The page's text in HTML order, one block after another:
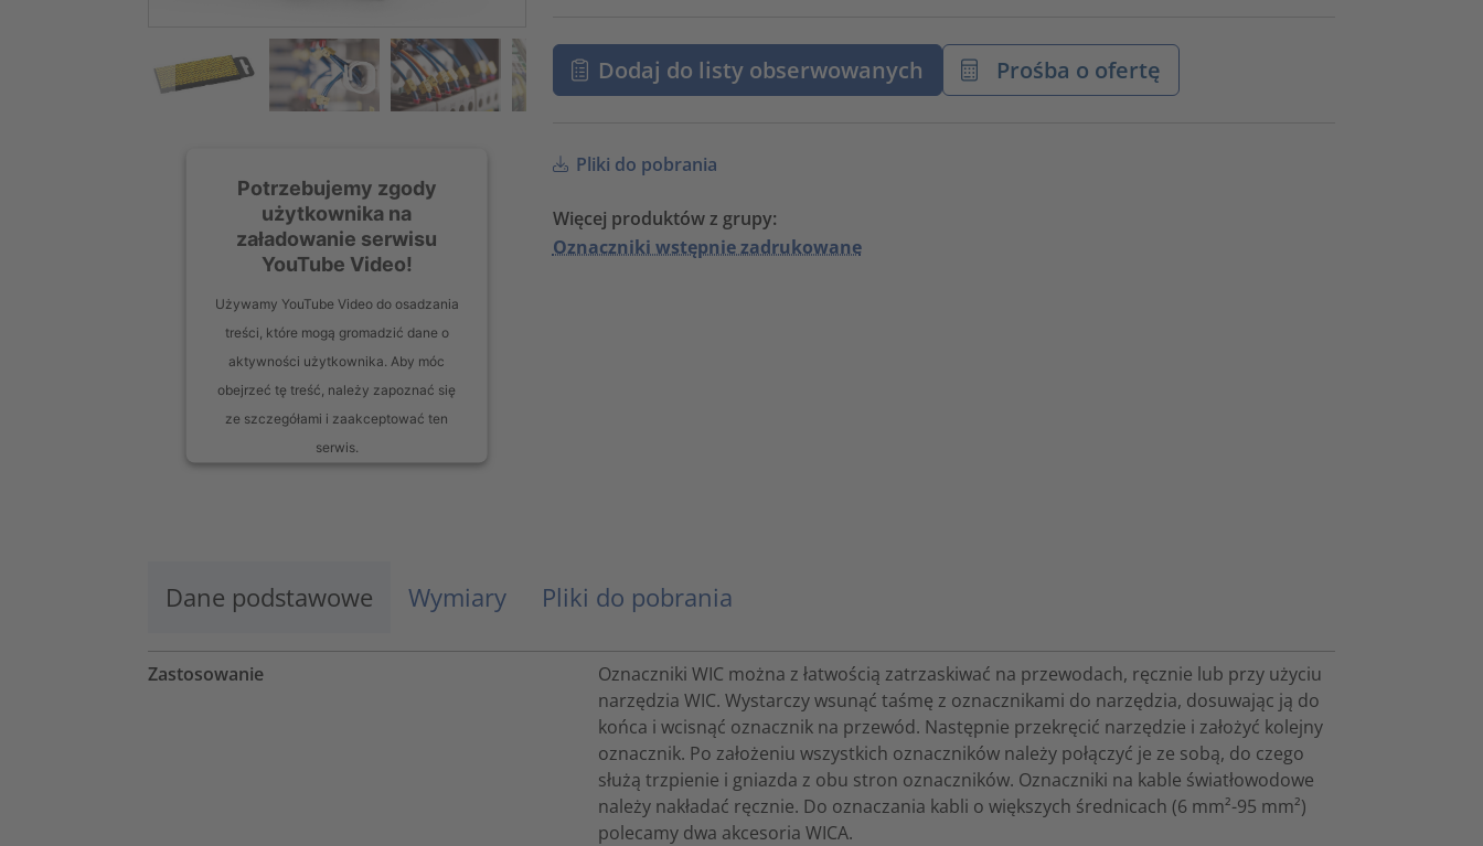
Potrzebujemy zgody
użytkownika na
załadowanie serwisu
YouTube Video!
Używamy YouTube Video do osadzania
treści, które mogą gromadzić dane o
aktywności użytkownika. Aby móc
obejrzeć tę treść, należy zapoznać się
ze szczegółami i zaakceptować ten
serwis.
powered byUsercentrics Consent
Dodaj do listy obserwowanych Prośba o ofertę
Pliki do pobrania
Więcej produktów z grupy:
Oznaczniki wstępnie zadrukowane
Dane podstawowe Wymiary Pliki do pobrania
Zastosowanie
Oznaczniki WIC można z łatwością zatrzaskiwać na przewodach, ręcznie lub przy użyciu
narzędzia WIC. Wystarczy wsunąć taśmę z oznacznikami do narzędzia, dosuwając ją do
końca i wcisnąć oznacznik na przewód. Następnie przekręcić narzędzie i założyć kolejny
oznacznik. Po założeniu wszystkich oznaczników należy połączyć je ze sobą, do czego
służą trzpienie i gniazda z obu stron oznaczników. Oznaczniki na kable światłowodowe
należy nakładać ręcznie. Do oznaczania kabli o większych średnicach (6 mm²-95 mm²)
polecamy dwa akcesoria WICA.